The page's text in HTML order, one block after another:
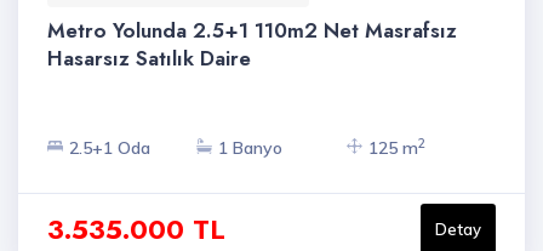
Metro Yolunda 2.5+1 110m2 Net Masrafsız
Hasarsız Satılık Daire
2.5+1 Oda 1 Banyo 125 m2
3.535.000 TL Detay